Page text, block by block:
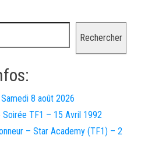
Rechercher
8 août 2026
Soirée TF1 – 15 Avril 1992
– Star Academy (TF1) – 2